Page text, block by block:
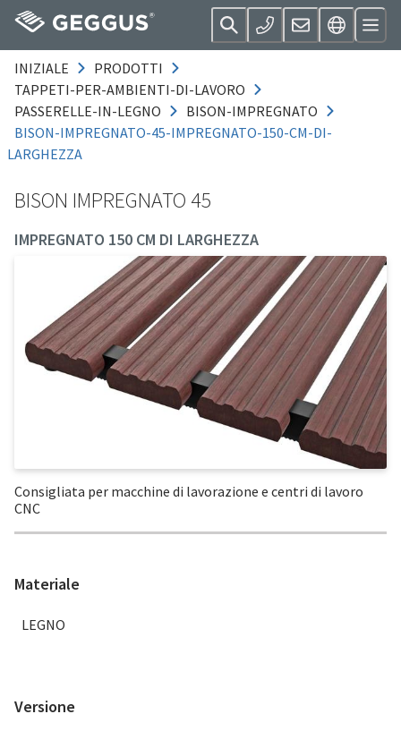
INIZIALE
PRODOTTI
TAPPETI-PER-AMBIENTI-DI-LAVORO
PASSERELLE-IN-LEGNO
BISON-IMPREGNATO
BISON-IMPREGNATO-45-IMPREGNATO-150-CM-DI-
LARGHEZZA
BISON IMPREGNATO 45
IMPREGNATO 150 CM DI LARGHEZZA
Consigliata per macchine di lavorazione e centri di lavoro
CNC
Materiale
LEGNO
Versione